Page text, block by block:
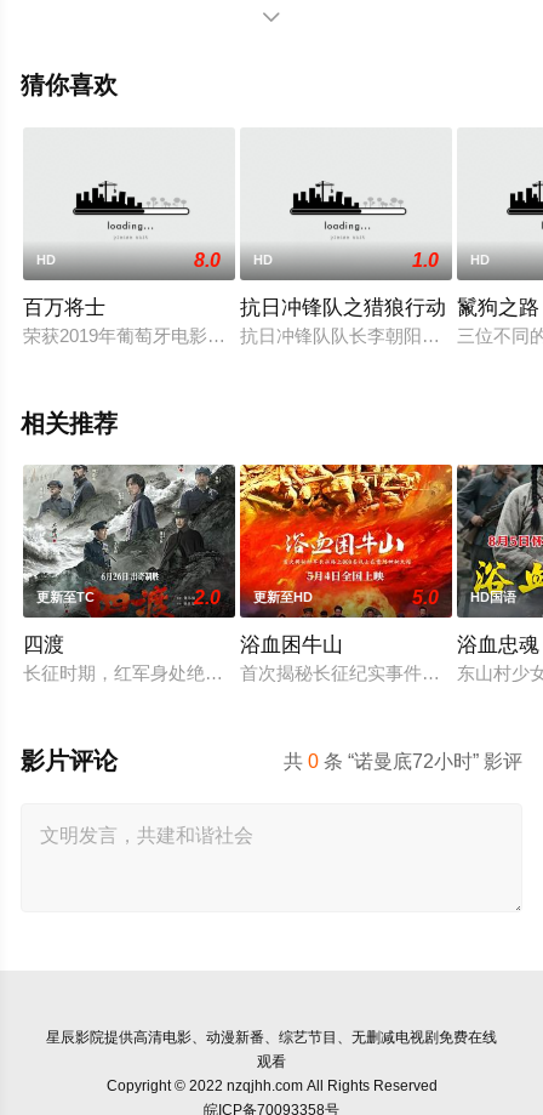
梅西纳,戴米恩·路易斯,亨利·阿什顿,康·奥尼尔,塔姆馨·托波
伯斯,哈里森·奥斯特菲尔德,泰勒·厄特利,理查德·克洛西尔,
豆瓣电影、电视猫或剧情网等平台了解。

猜你喜欢
HD 8.0
百万将士
荣获2019年葡萄牙电影学院索菲亚奖 最佳原创剧本奖/最佳剪辑
HD 1.0
抗日冲锋队之猎狼行动
抗日冲锋队队长李朝阳被人蒙面“请”
HD
鬣狗之路
三位不同
相关推荐
更新至TC 2.0
四渡
长征时期，红军身处绝境。四渡赤水堪称红军的绝地反击之战
更新至HD 5.0
浴血困牛山
首次揭秘长征纪实事件，1934年中
HD国语
浴血忠魂
东山村少
共0 条 “诺曼底72小时” 影评
影片评论
星辰影院提供高清电影、动漫新番、综艺节目、无删减电视剧免费在线
观看
Copyright © 2022 nzqjhh.com All Rights Reserved
皖ICP备70093358号